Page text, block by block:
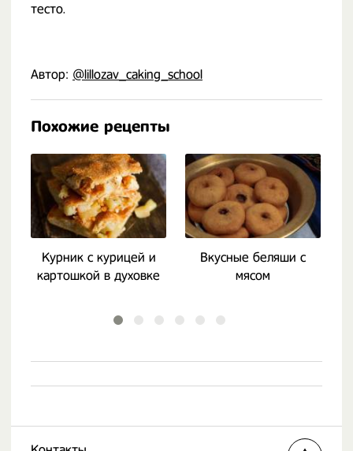
тесто.
Автор: @lillozav_caking_school
Похожие рецепты
Курник с курицей и
картошкой в духовке
Вкусные беляши с
мясом